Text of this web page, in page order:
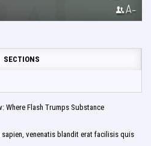
A-
SECTIONS
Where Flash Trumps Substance
venenatis blandit erat facilisis quis